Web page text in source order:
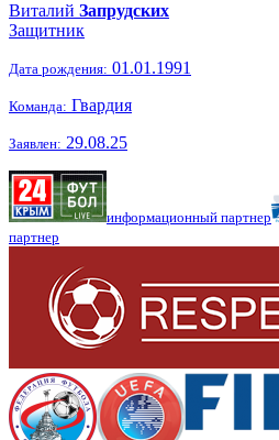
Виталий Запрудских
Защитник
Дата рождения: 01.01.1991
Команда: Гвардия
Заявлен: 29.08.25
информационный партнер
партнер